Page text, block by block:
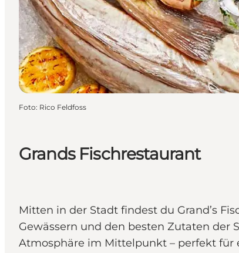
Grands Fischrestaurant
Mitten in der Stadt findest du Grand’s
Gewässern und den besten Zutaten der
Atmosphäre im Mittelpunkt – perfekt für
Foto: Rico Feldfoss